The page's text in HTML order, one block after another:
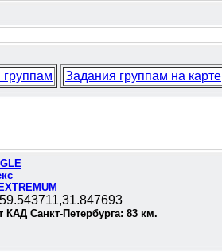
Задания группам на карте
59.543711,31.847693
КАД Санкт-Петербурга: 83 км.